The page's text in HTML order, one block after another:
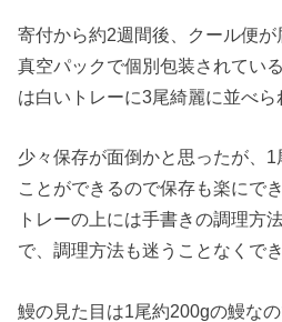
寄付から約2週間後、クール便が
真空パックで個別包装されてい
は白いトレーに3尾綺麗に並べら
少々保存が面倒かと思ったが、
ことができるので保存も楽にでき
トレーの上には手書きの調理方
で、調理方法も迷うことなくでき
鰻の見た目は1尾約200gの鰻な